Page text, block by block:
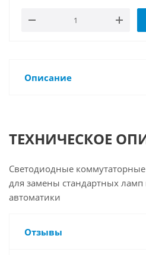
Описание
ТЕХНИЧЕСКОЕ
Светодиодные
для замены стандартных ламп
автоматики
Отзывы